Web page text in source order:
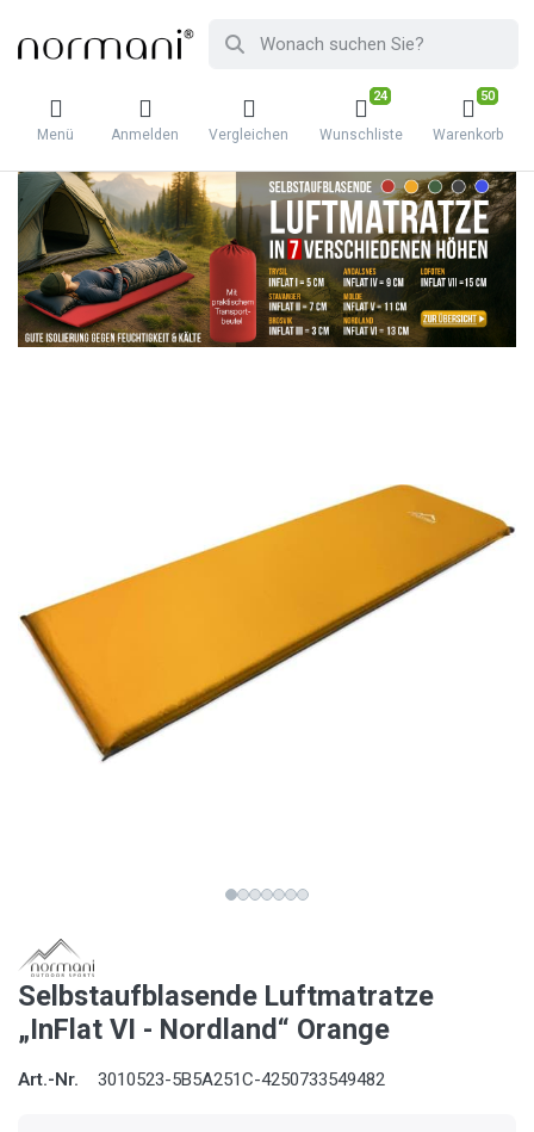
Menü Anmelden Vergleichen
24
Wunschliste
50
Warenkorb
Selbstaufblasende Luftmatratze
„InFlat VI - Nordland“ Orange
Art.-Nr. 3010523-5B5A251C-4250733549482